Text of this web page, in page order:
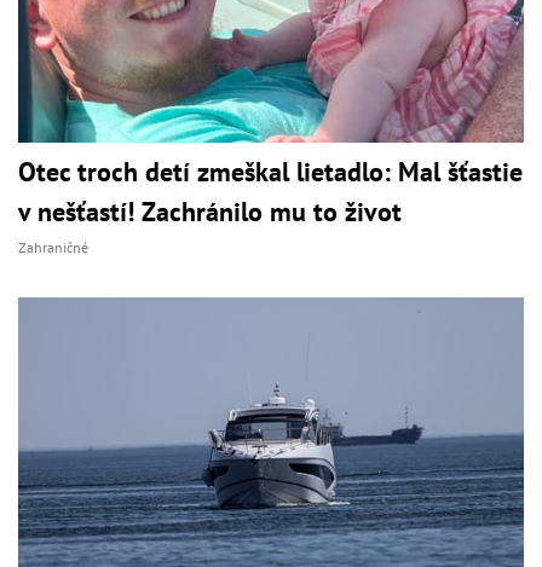
Otec troch detí zmeškal lietadlo: Mal šťastie
v nešťastí! Zachránilo mu to život
Zahraničné